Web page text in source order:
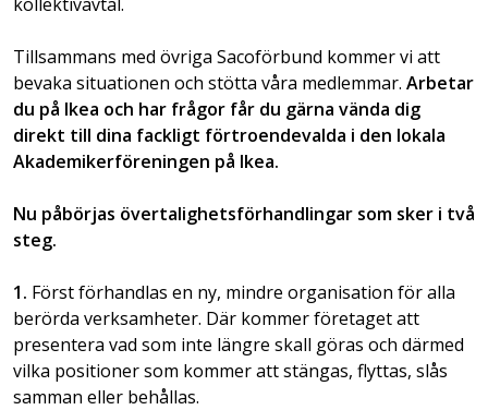
Tillsammans med övriga Sacoförbund kommer vi att
bevaka situationen och stötta våra medlemmar. Arbetar
du på Ikea och har frågor får du gärna vända dig
direkt till dina fackligt förtroendevalda i den lokala
Akademikerföreningen på Ikea.
Nu påbörjas övertalighetsförhandlingar som sker i två
steg.
1. Först förhandlas en ny, mindre organisation för alla
berörda verksamheter. Där kommer företaget att
presentera vad som inte längre skall göras och därmed
vilka positioner som kommer att stängas, flyttas, slås
samman eller behållas.